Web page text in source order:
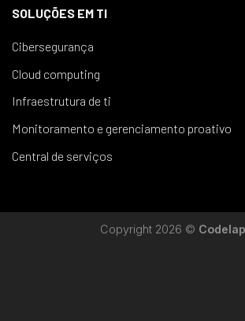
SOLUÇÕES EM TI
Cibersegurança
Cloud computing
Infraestrutura de ti
Monitoramento e gerenciamento proativo
Central de serviços
Copyright 2026 ©